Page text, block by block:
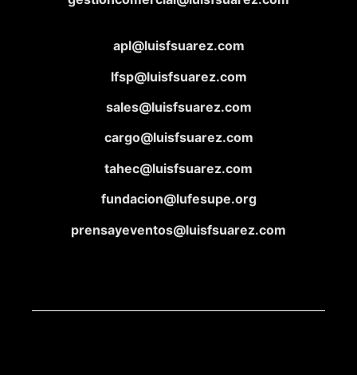
apl@luisfsuarez.com
lfsp@luisfsuarez.com
sales@luisfsuarez.com
cargo@luisfsuarez.com
tahec@luisfsuarez.com
fundacion@lufesupe.org
prensayeventos@luisfsuarez.com